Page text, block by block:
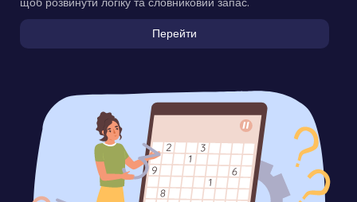
Перейти